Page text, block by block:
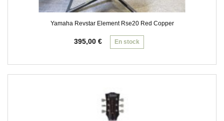
Yamaha Revstar Element Rse20 Red Copper
395,00 € En stock